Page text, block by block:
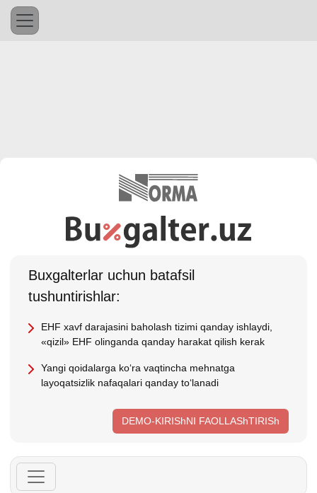
Buхgalterlar uchun batafsil
tushuntirishlar:
EHF хavf darajasini baholash tizimi qanday ishlaydi,
«qizil» EHF olinganda qanday harakat qilish kerak
Yangi qoidalarga koʻra vaqtincha mehnatga
layoqatsizlik nafaqalari qanday toʻlanadi
DEMO-KIRIShNI FAOLLAShTIRISh